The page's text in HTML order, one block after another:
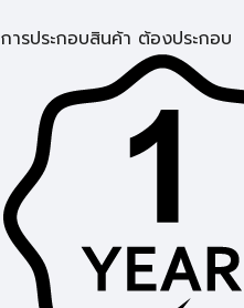
การประกอบสินค้า ต้องประกอบ